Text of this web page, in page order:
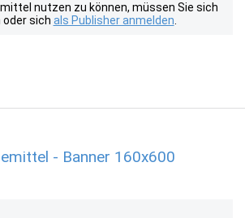
nutzen zu können, müssen Sie sich
oder sich als Publisher anmelden
- Banner 160x600